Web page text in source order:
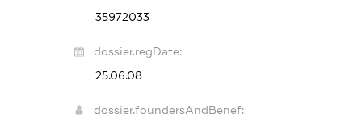
35972033
dossier.regDate:
25.06.08
dossier.foundersAndBenef: